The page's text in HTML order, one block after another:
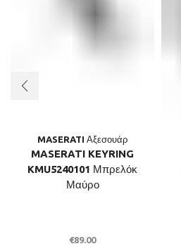
MASERATI Αξεσουάρ
MASERATI KEYRING
KMU5240101 Μπρελόκ
Μαύρο
€89.00